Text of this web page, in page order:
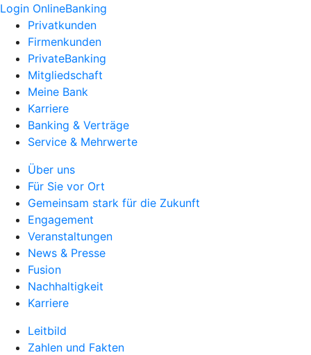
Login OnlineBanking
Privatkunden
Firmenkunden
PrivateBanking
Mitgliedschaft
Meine Bank
Karriere
Banking & Verträge
Service & Mehrwerte
Über uns
Für Sie vor Ort
Gemeinsam stark für die Zukunft
Engagement
Veranstaltungen
News & Presse
Fusion
Nachhaltigkeit
Karriere
Leitbild
Zahlen und Fakten